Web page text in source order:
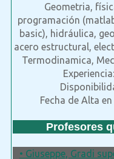
Geometria,
programación
basic), hidráulica,
acero estructural,
Termodinamica,
Fecha de Alta
Profesores
• Giuseppe, Gradi